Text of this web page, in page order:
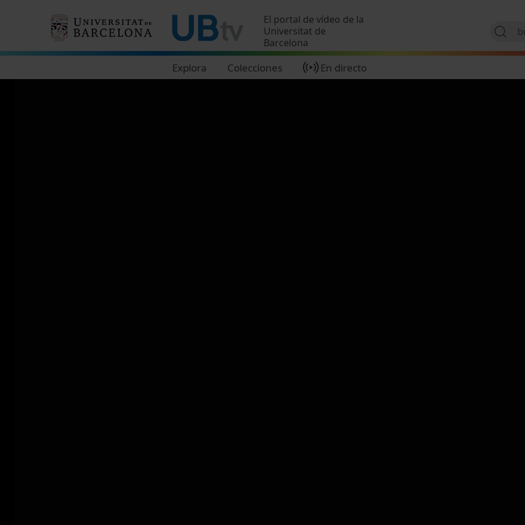
El portal de vídeo de la
Universitat de
Barcelona
Explora Colecciones En directo